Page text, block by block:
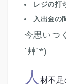
レジの打
入出金の
今思いつ
´艸`*)
人 材不足